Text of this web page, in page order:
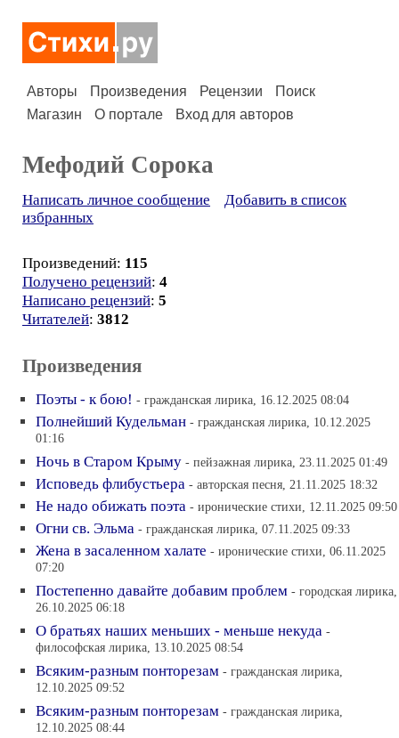
Авторы Произведения Рецензии
Поиск
Магазин
О портале Вход для авторов
Мефодий Сорока
Написать личное сообщение
Добавить в список
избранных
Произведений: 115
Получено рецензий: 4
Написано рецензий: 5
Читателей: 3812
Произведения
Поэты - к бою! - гражданская лирика, 16.12.2025 08:04
Полнейший Кудельман - гражданская лирика, 10.12.2025
01:16
Ночь в Старом Крыму - пейзажная лирика, 23.11.2025 01:49
Исповедь флибустьера - авторская песня, 21.11.2025 18:32
Не надо обижать поэта - иронические стихи, 12.11.2025 09:50
Огни св. Эльма - гражданская лирика, 07.11.2025 09:33
Жена в засаленном халате - иронические стихи, 06.11.2025
07:20
Постепенно давайте добавим проблем - городская лирика,
26.10.2025 06:18
О братьях наших меньших - меньше некуда -
философская лирика, 13.10.2025 08:54
Всяким-разным понторезам - гражданская лирика,
12.10.2025 09:52
Всяким-разным понторезам - гражданская лирика,
12.10.2025 08:44